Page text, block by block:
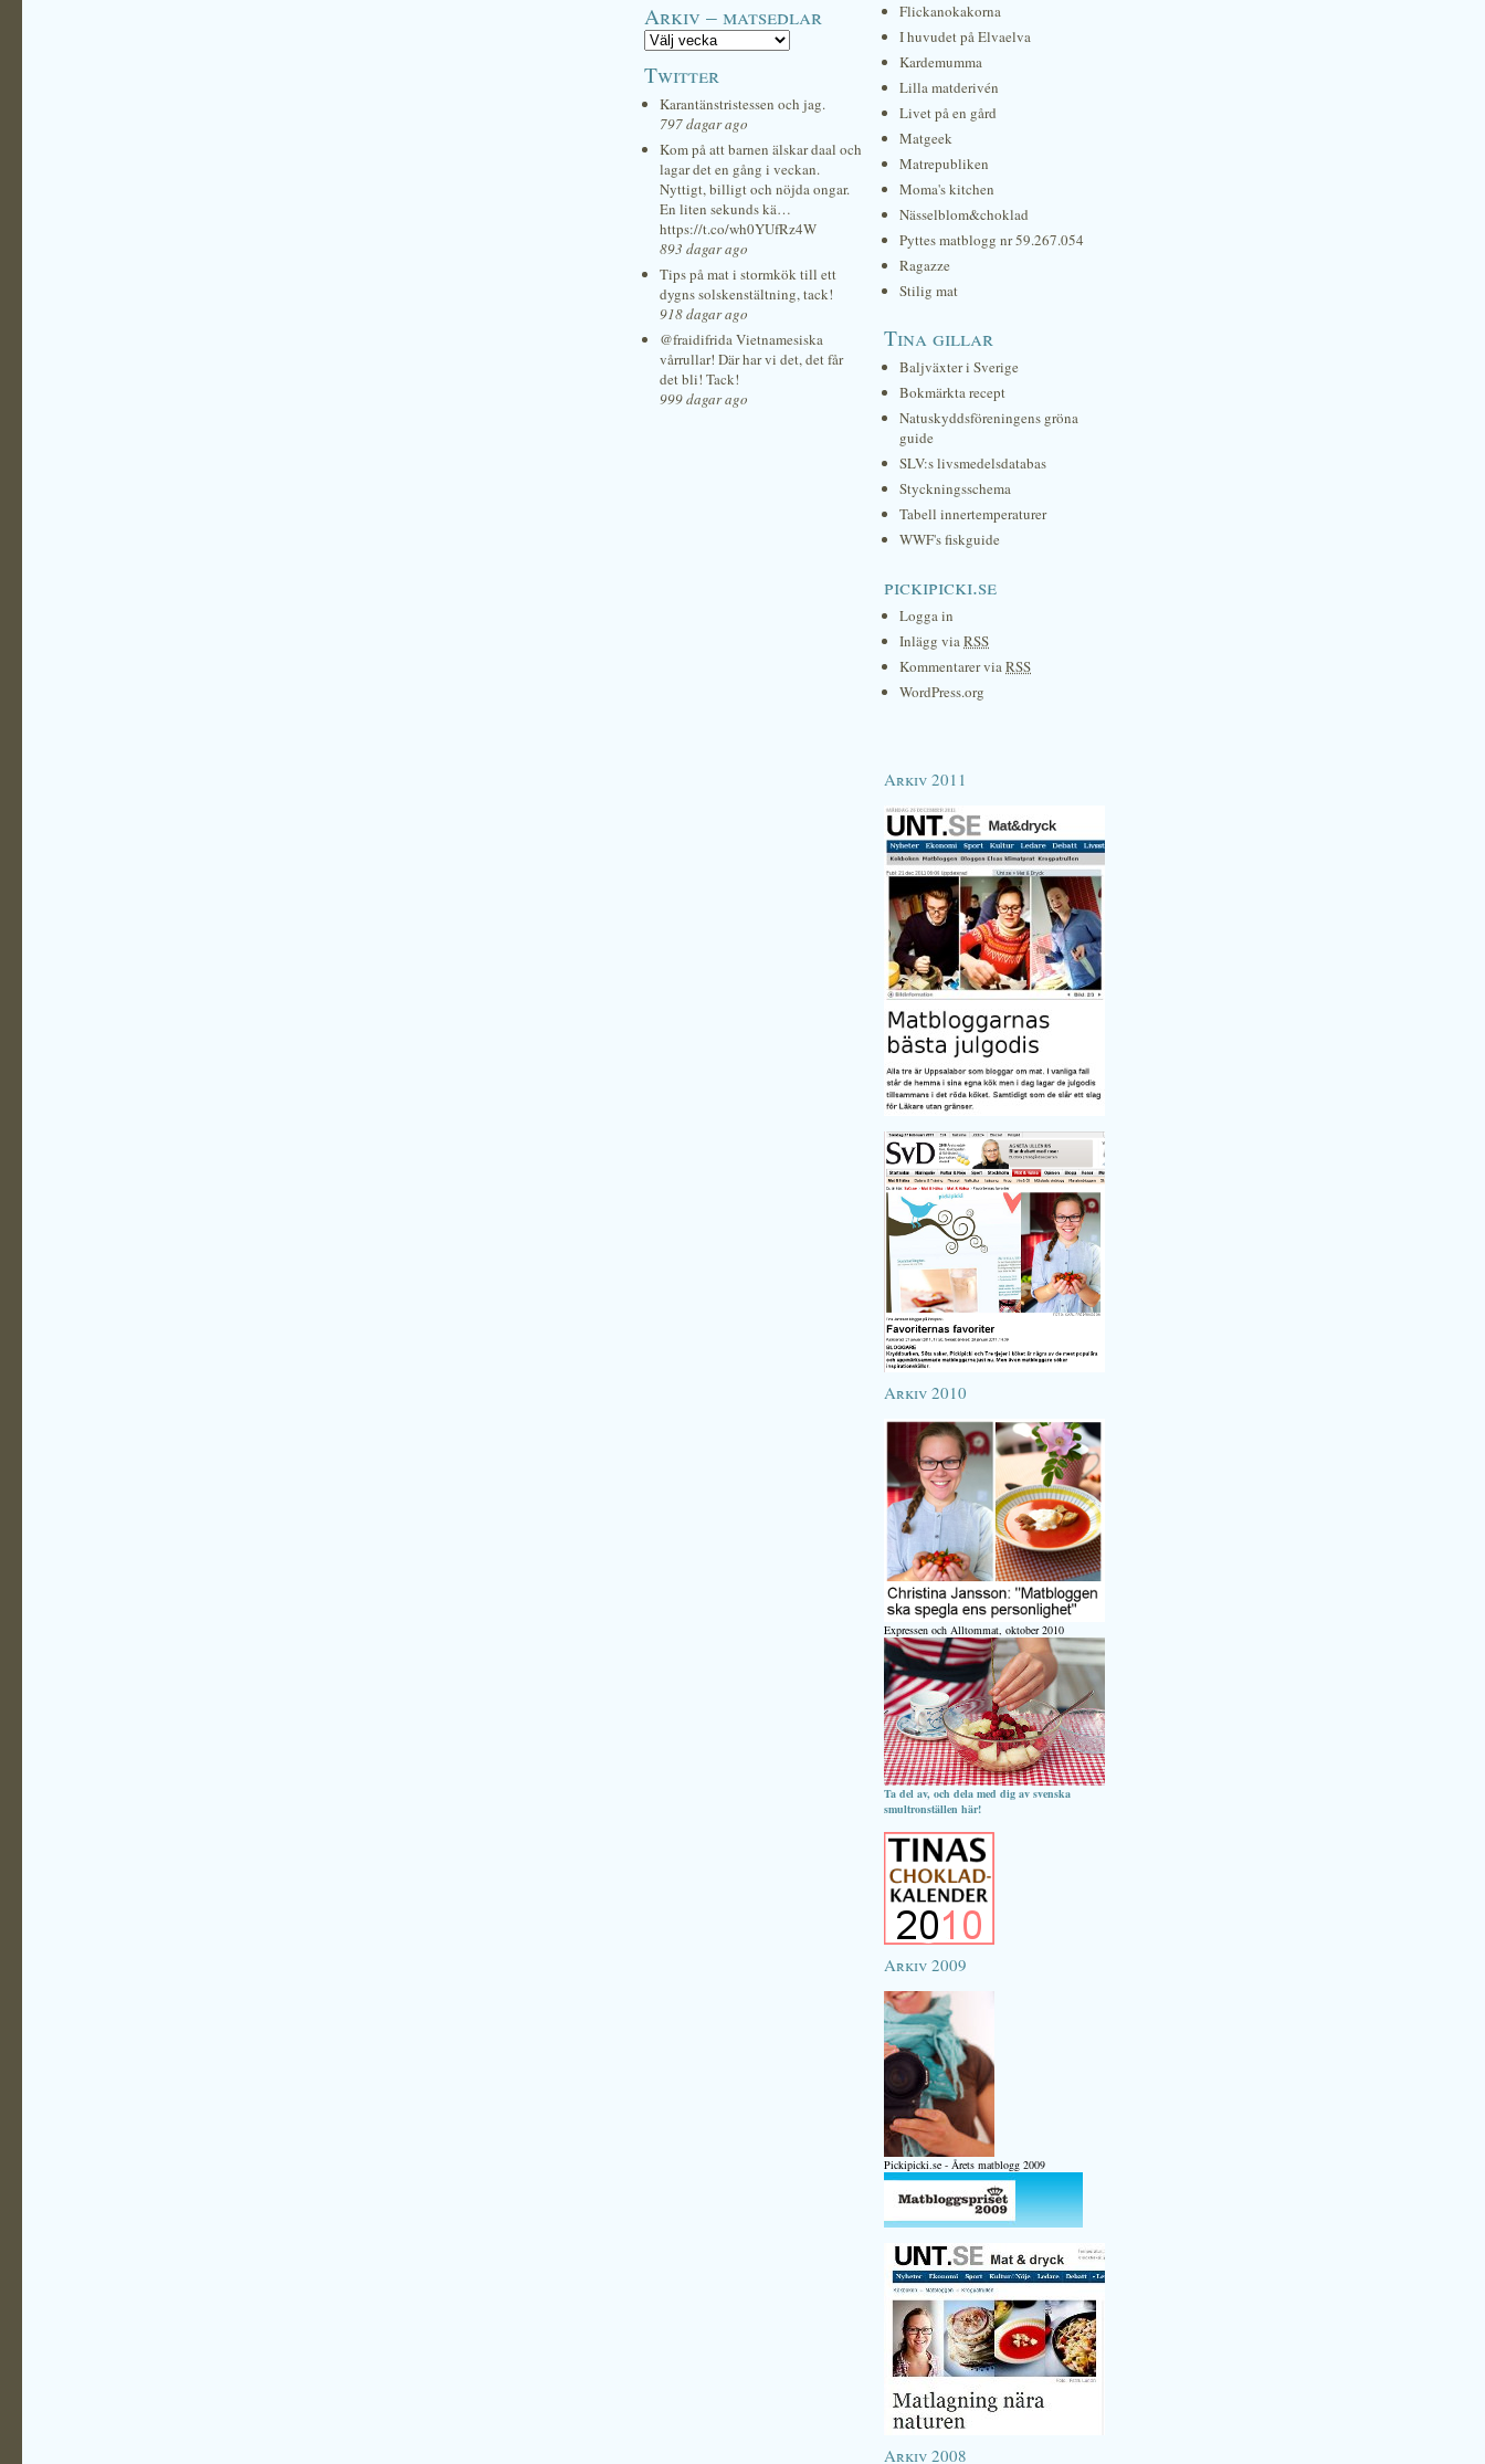
Arkiv – matsedlar
Twitter
Karantänstristessen och jag.
797 dagar ago
Kom på att barnen älskar daal och
lagar det en gång i veckan.
Nyttigt, billigt och nöjda ongar.
En liten sekunds kä…
https://t.co/wh0YUfRz4W
893 dagar ago
Tips på mat i stormkök till ett
dygns solskenstältning, tack!
918 dagar ago
@fraidifrida Vietnamesiska
vårrullar! Där har vi det, det får
det bli! Tack!
999 dagar ago
Flickanokakorna
I huvudet på Elvaelva
Kardemumma
Lilla matderivén
Livet på en gård
Matgeek
Matrepubliken
Moma's kitchen
Nässelblom&choklad
Pyttes matblogg nr 59.267.054
Ragazze
Stilig mat
Tina gillar
Baljväxter i Sverige
Bokmärkta recept
Natuskyddsföreningens gröna
guide
SLV:s livsmedelsdatabas
Styckningsschema
Tabell innertemperaturer
WWF's fiskguide
pickipicki.se
Logga in
Inlägg viaRSS
Kommentarer viaRSS
WordPress.org
Arkiv 2011
Arkiv 2010
Expressen och Alltommat, oktober 2010
Ta del av, och dela med dig av svenska
smultronställen här!
Arkiv 2009
Pickipicki.se - Årets matblogg 2009
Arkiv 2008